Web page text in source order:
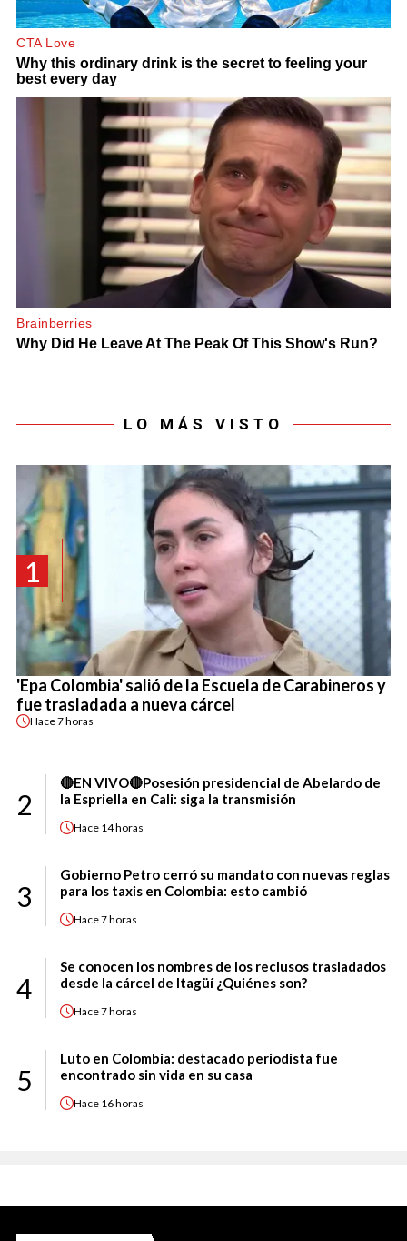
LO MÁS VISTO
1
'Epa Colombia' salió de la Escuela de Carabineros y
fue trasladada a nueva cárcel
Hace7 horas
2
🔴EN VIVO🔴Posesión presidencial de Abelardo de
la Espriella en Cali: siga la transmisión
Hace 14 horas
3
Gobierno Petro cerró su mandato con nuevas reglas
para los taxis en Colombia: esto cambió
Hace7 horas
4
Se conocen los nombres de los reclusos trasladados
desde la cárcel de Itagüí ¿Quiénes son?
Hace7 horas
5
Luto en Colombia: destacado periodista fue
encontrado sin vida en su casa
Hace 16 horas